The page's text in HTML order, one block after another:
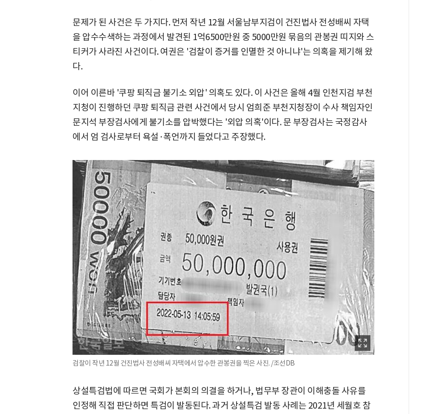
문제가 된 사건은 두 가지다. 먼저 작년 12월 서울남부지검이 건진법사 전성배씨 자택
을 압수수색하는 과정에서 발견된 1억6500만원 중 5000만원 묶음의 관봉권 띠지와 스
티커가 사라진 사건이다. 여권은 '검찰이 증거를 인멸한 것 아니냐'는 의혹을 제기해 왔
다.
이어 이른바 '쿠팡 퇴직금 불기소 외압' 의혹도 있다. 이 사건은 올해 4월 인천지검 부천
지청이 진행하던 쿠팡 퇴직금 관련 사건에서 당시 엄희준 부천지청장이 수사 책임자인
문지석 부장검사에게 불기소를 압박했다는 '외압 의혹'이다. 문 부장검사는 국정감사
에서 엄 검사로부터 욕설·폭언까지 들었다고 주장했다.
검찰이 작년 12월 건진법사 전성배씨 자택에서 압수한 관봉권을 찍은 사진. /조선DB
상설특검법에 따르면 국회가 본회의 의결을 하거나, 법무부 장관이 이해충돌 사유를
인정해 직접 판단하면 특검이 발동된다. 과거 상설특검 발동 사례는 2021년 세월호 참